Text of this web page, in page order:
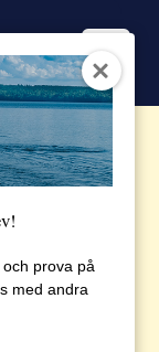
viaprova på
med andra